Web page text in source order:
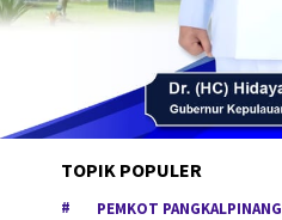
TOPIK POPULER
PEMKOT PANGKALPINANG